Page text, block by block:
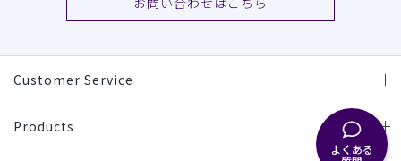
よくある
Customer Service
Products